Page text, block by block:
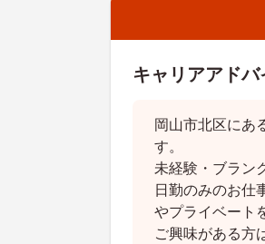
キャリアアド
岡山市北区にあ
す。
未経験・ブラン
日勤のみのお仕
やプライベート
ご興味がある方